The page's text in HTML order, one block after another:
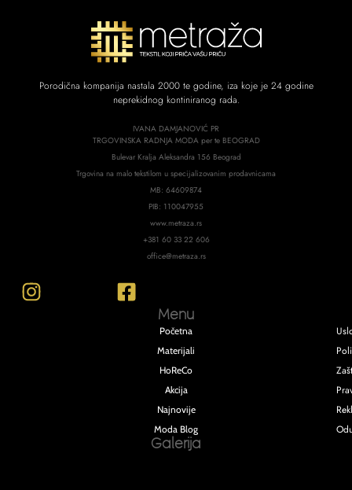
Porodična kompanija nastala 2000 te godine, iza koje je 24 godine
neprekidnog kontiniranog rada.
IVANA DAMJANOVIĆ PR
TRGOVINSKA RADNJA MODA per te BEOGRAD
Bulevar Kralja Aleksandra 156 Beograd
Trgovina na malo tekstilom u specijalizovanim prodavnicama
MB: 64609874
PIB: 110047955
www.metraza.rs
+381 60 33 22 606
office@metraza.rs
Menu
Početna
Materijali
HoReCo
Akcija
Najnovije
Moda Blog
Galerija